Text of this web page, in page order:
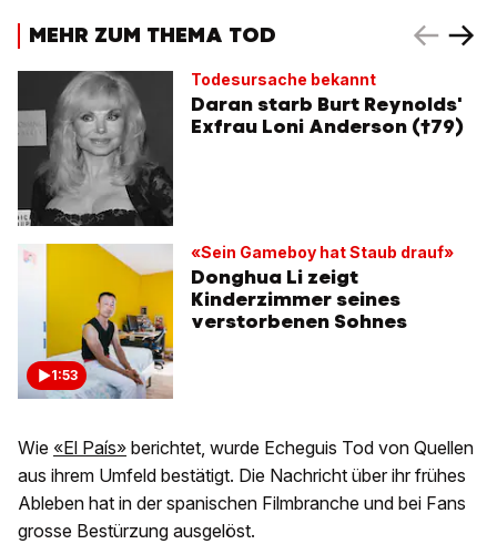
MEHR ZUM THEMA TOD
Todesursache bekannt
Daran starb Burt Reynolds'
Exfrau Loni Anderson (†79)
1:53
«Sein Gameboy hat Staub drauf»
Donghua Li zeigt
Kinderzimmer seines
verstorbenen Sohnes
Wie «El País» berichtet, wurde Echeguis Tod von Quellen
aus ihrem Umfeld bestätigt. Die Nachricht über ihr frühes
Ableben hat in der spanischen Filmbranche und bei Fans
grosse Bestürzung ausgelöst.